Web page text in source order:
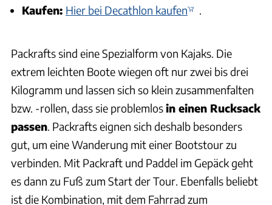
Kaufen: Hier bei Decathlon kaufen .
Packrafts sind eine Spezialform von Kajaks. Die
extrem leichten Boote wiegen oft nur zwei bis drei
Kilogramm und lassen sich so klein zusammenfalten
bzw. -rollen, dass sie problemlosin einen Rucksack
passen. Packrafts eignen sich deshalb besonders
gut, um eine Wanderung mit einer Bootstour zu
verbinden. Mit Packraft und Paddel im Gepäck geht
es dann zu Fuß zum Start der Tour. Ebenfalls beliebt
ist die Kombination, mit dem Fahrrad zum